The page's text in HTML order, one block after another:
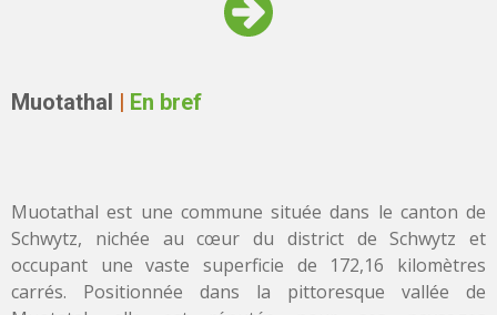
Muotathal En bref
Muotathal est une commune située dans le canton de
Schwytz, nichée au cœur du district de Schwytz et
occupant une vaste superficie de 172,16 kilomètres
carrés. Positionnée dans la pittoresque vallée de